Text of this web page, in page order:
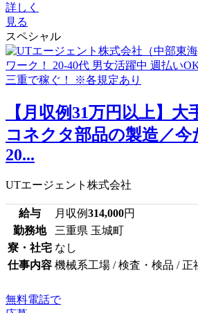
詳しく
見る
スペシャル
【月収例31万円以上】
コネクタ部品の製造／今
20...
UTエージェント株式会社
給与 月収例314,000円
勤務地
三重県 玉城町
寮・社宅 なし
仕事内容 機械系工場 / 検査・検品 / 正
無料電話で